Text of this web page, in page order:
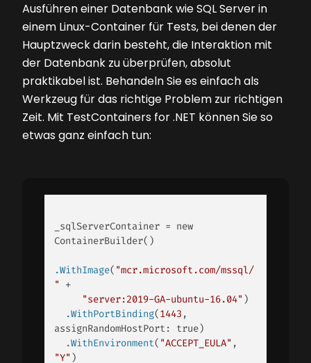
Ausführen einer Datenbank wie SQL Server in
einem Linux-Container für Tests, bei denen der
Hauptzweck darin besteht, die Interaktion mit
der Datenbank zu überprüfen, absolut
praktikabel ist. Behandeln Sie es einfach als
Werkzeug für das richtige Problem zur richtigen
Zeit. Mit TestContainers for .NET können Sie so
etwas ganz einfach tun:
_sqlServerContainer = new
.WithImage( "mcr.microsoft.com/mssql/
" +
"server:2019-GA-ubuntu-16.04"
  .WithPortBinding
(1443 ,
  .WithEnvironment
( "ACCEPT_EULA"
"Y"